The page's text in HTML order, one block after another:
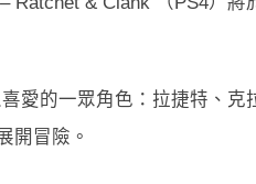
愛的一眾角色：拉捷特、克
開冒險。